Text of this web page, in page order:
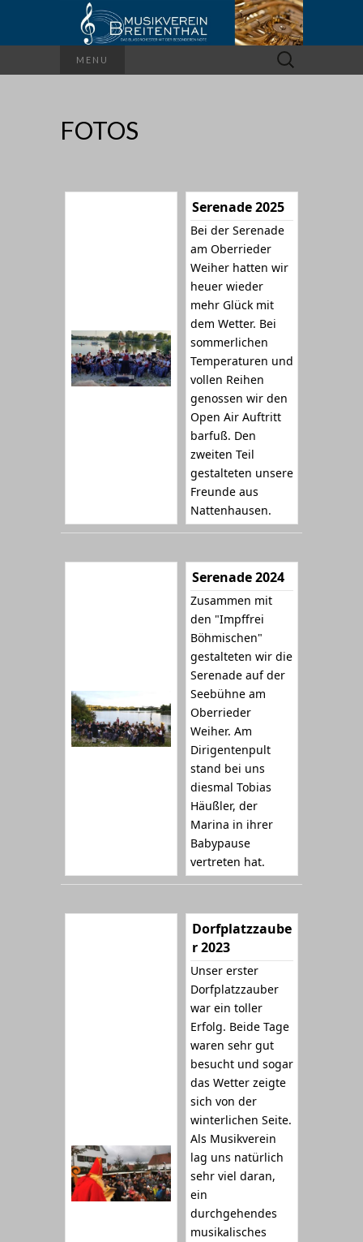
MENU
Suchen
nach:
FOTOS
Serenade 2025
Bei der Serenade
am Oberrieder
Weiher hatten wir
heuer wieder
mehr Glück mit
dem Wetter. Bei
sommerlichen
Temperaturen und
vollen Reihen
genossen wir den
Open Air Auftritt
barfuß. Den
zweiten Teil
gestalteten unsere
Freunde aus
Nattenhausen.
Serenade 2024
Zusammen mit
den "Impffrei
Böhmischen"
gestalteten wir die
Serenade auf der
Seebühne am
Oberrieder
Weiher. Am
Dirigentenpult
stand bei uns
diesmal Tobias
Häußler, der
Marina in ihrer
Babypause
vertreten hat.
Dorfplatzzaube
r 2023
Unser erster
Dorfplatzzauber
war ein toller
Erfolg. Beide Tage
waren sehr gut
besucht und sogar
das Wetter zeigte
sich von der
winterlichen Seite.
Als Musikverein
lag uns natürlich
sehr viel daran,
ein
durchgehendes
musikalisches